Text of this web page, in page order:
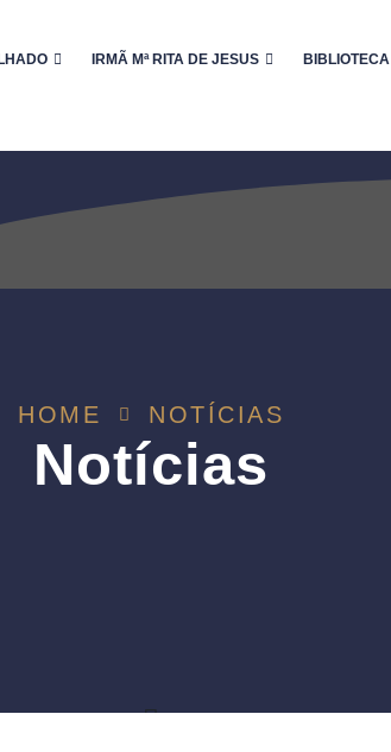
IRMÃ Mª RITA DE JESUS BIBLIOTECA
HOME NOTÍCIAS
Notícias